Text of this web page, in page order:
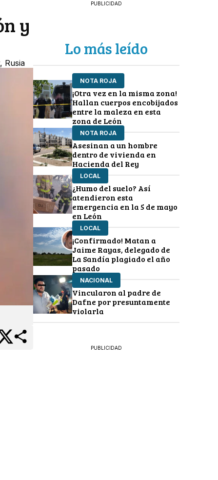
y
Rusia
PUBLICIDAD
Lo más leído
NOTA ROJA
¡Otra vez en la misma zona!
Hallan cuerpos encobijados
entre la maleza en esta
zona de León
NOTA ROJA
Asesinan a un hombre
dentro de vivienda en
Hacienda del Rey
LOCAL
¿Humo del suelo? Así
atendieron esta
emergencia en la 5 de mayo
en León
LOCAL
¡Confirmado! Matan a
Jaime Rayas, delegado de
La Sandía plagiado el año
pasado
NACIONAL
Vincularon al padre de
Dafne por presuntamente
violarla
PUBLICIDAD